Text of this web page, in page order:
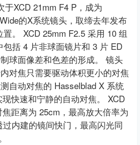
于XCD 21mm F4 P，成为
的X系统镜头，取缔去年发布
。 XCD 25mm F2.5 采用 10 组
括 4 片非球面镜片和 3 片 ED
球面像差和色差的形成。 镜头
对焦只需要驱动体积更小的对焦
自动对焦的 Hasselblad X 系统
快速和宁静的自动对焦。 XCD
距离为 25cm，最高放大倍率为
内建的镜间快门，最高闪光同